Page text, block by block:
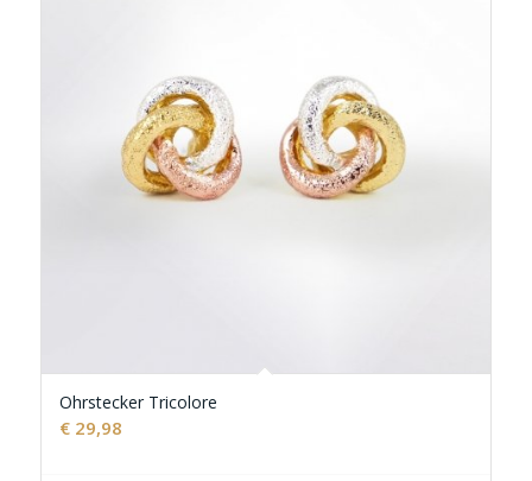
Ohrstecker Tricolore
€29,98